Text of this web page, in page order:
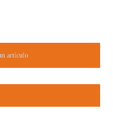
artículo